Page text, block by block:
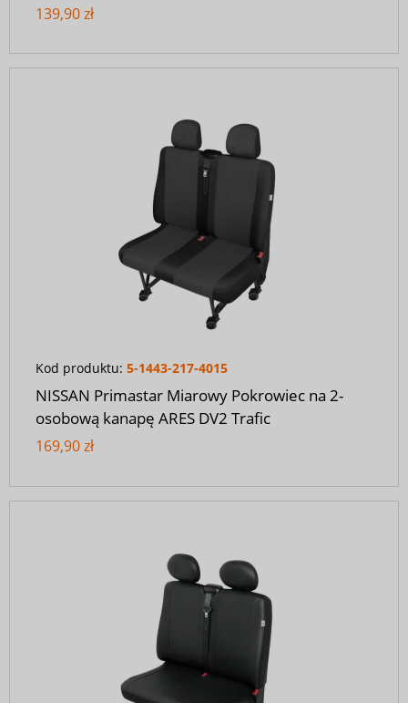
139,90 zł
Kod produktu: 5-1443-217-4015
NISSAN Primastar Miarowy Pokrowiec na 2-
osobową kanapę ARES DV2 Trafic
169,90 zł